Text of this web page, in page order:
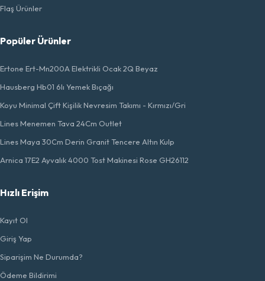
Flaş Ürünler
Popüler Ürünler
Ertone Ert-Mn200A Elektrikli Ocak 2Q Beyaz
Hausberg Hb01 6lı Yemek Bıçağı
Koyu Minimal Çift Kişilik Nevresim Takımı - Kırmızı/Gri
Lines Menemen Tava 24Cm Outlet
Lines Maya 30Cm Derin Granit Tencere Altın Kulp
Arnica 17E2 Ayvalık 4000 Tost Makinesi Rose GH26112
Hızlı Erişim
Kayıt Ol
Giriş Yap
Siparişim Ne Durumda?
Ödeme Bildirimi